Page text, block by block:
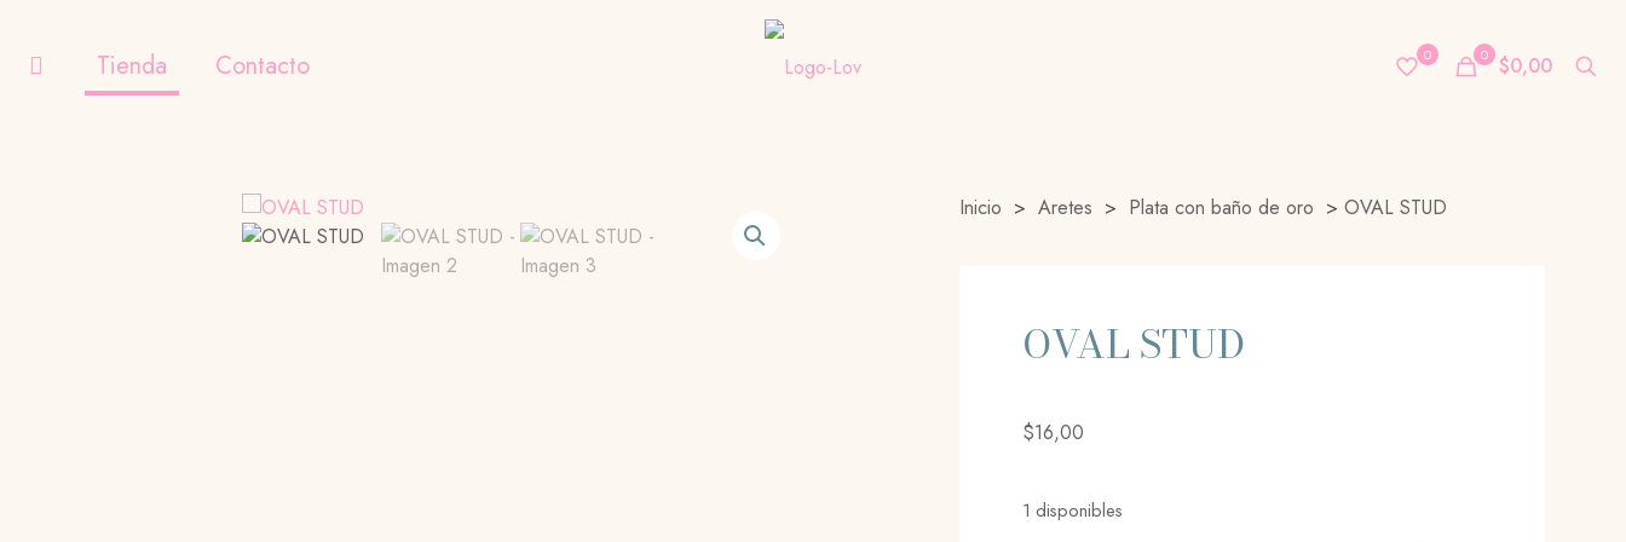
Tienda Contacto 0 0 $0,00
Inicio > Aretes > Plata con baño de oro > OVAL STUD
OVAL STUD
$16,00
1 disponibles